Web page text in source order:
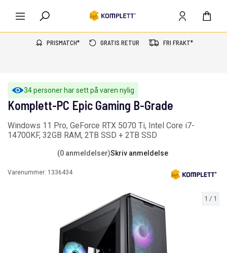
PRISMATCH* GRATIS RETUR FRI FRAKT*
34 personer har sett på varen nylig
1 / 1
Komplett-PC Epic Gaming B-Grade
Windows 11 Pro, GeForce RTX 5070 Ti, Intel Core i7-
14700KF, 32GB RAM, 2TB SSD + 2TB SSD
(0 anmeldelser)Skriv anmeldelse
Varenummer: 1336434